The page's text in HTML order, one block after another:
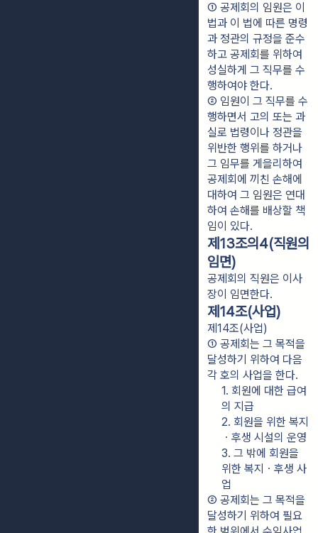
① 공제회의 임원은 이
법과 이 법에 따른 명령
과 정관의 규정을 준수
하고 공제회를 위하여
성실하게 그 직무를 수
행하여야 한다.
② 임원이 그 직무를 수
행하면서 고의 또는 과
실로 법령이나 정관을
위반한 행위를 하거나
그 임무를 게을리하여
공제회에 끼친 손해에
대하여 그 임원은 연대
하여 손해를 배상할 책
임이 있다.
제13조의4(직원의
임면)
공제회의 직원은 이사
장이 임면한다.
제14조(사업)
제14조(사업)
① 공제회는 그 목적을
달성하기 위하여 다음
각 호의 사업을 한다.
1. 회원에 대한 급여
의 지급
2. 회원을 위한 복지
ㆍ후생 시설의 운영
3. 그 밖에 회원을
위한 복지ㆍ후생 사
업
② 공제회는 그 목적을
달성하기 위하여 필요